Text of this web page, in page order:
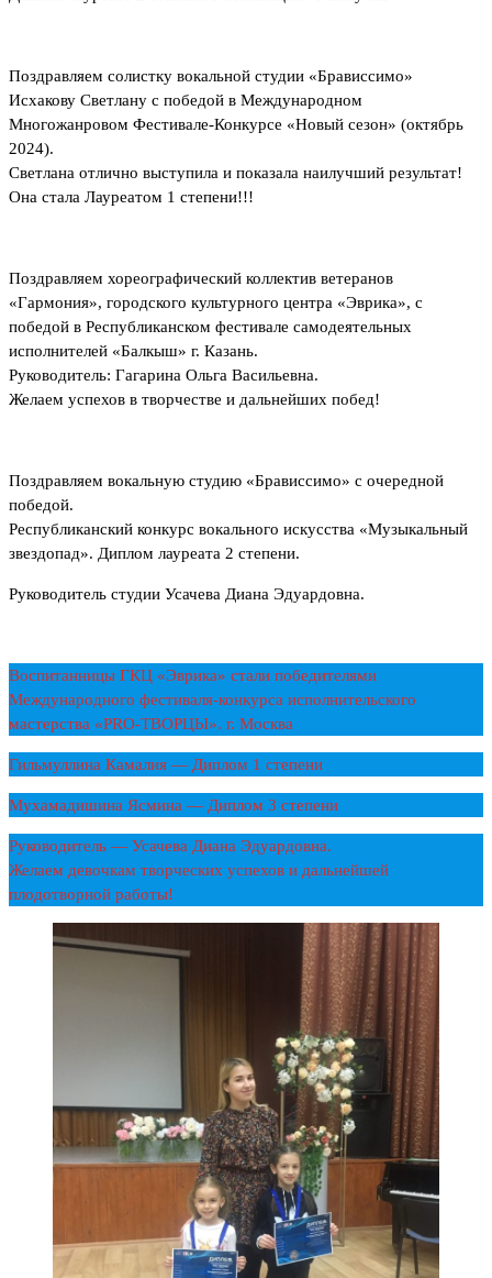
Поздравляем солистку вокальной студии «Брависсимо»
Исхакову Светлану с победой в Международном
Многожанровом Фестивале-Конкурсе «Новый сезон» (октябрь
2024).
Светлана отлично выступила и показала наилучший результат!
Она стала Лауреатом 1 степени!!!
Поздравляем хореографический коллектив ветеранов
«Гармония», городского культурного центра «Эврика», с
победой в Республиканском фестивале самодеятельных
исполнителей «Балкыш» г. Казань.
Руководитель: Гагарина Ольга Васильевна.
Желаем успехов в творчестве и дальнейших побед!
Поздравляем вокальную студию «Брависсимо» с очередной
победой.
Республиканский конкурс вокального искусства «Музыкальный
звездопад». Диплом лауреата 2 степени.
Руководитель студии Усачева Диана Эдуардовна.
Воспитанницы ГКЦ «Эврика» стали победителями
Международного фестиваля-конкурса исполнительского
мастерства «PRO-ТВОРЦЫ». г. Москва
Гильмуллина Камалия — Диплом 1 степени
Мухамадишина Ясмина — Диплом 3 степени
Руководитель — Усачева Диана Эдуардовна.
Желаем девочкам творческих успехов и дальнейшей
плодотворной работы!